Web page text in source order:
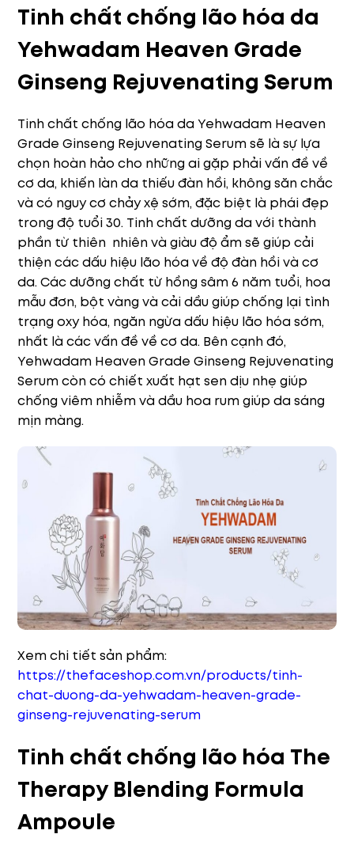
Tinh chất chống lão hóa da
Yehwadam Heaven Grade
Ginseng Rejuvenating Serum
Tinh chất chống lão hóa da Yehwadam Heaven
Grade Ginseng Rejuvenating Serum sẽ là sự lựa
chọn hoàn hảo cho những ai gặp phải vấn đề về
cơ da, khiến làn da thiếu đàn hồi, không săn chắc
và có nguy cơ chảy xệ sớm, đặc biệt là phái đẹp
trong độ tuổi 30. Tinh chất dưỡng da với thành
phần từ thiên nhiên và giàu độ ẩm sẽ giúp cải
thiện các dấu hiệu lão hóa về độ đàn hồi và cơ
da. Các dưỡng chất từ hồng sâm 6 năm tuổi, hoa
mẫu đơn, bột vàng và cải dầu giúp chống lại tình
trạng oxy hóa, ngăn ngừa dấu hiệu lão hóa sớm,
nhất là các vấn đề về cơ da. Bên cạnh đó,
Yehwadam Heaven Grade Ginseng Rejuvenating
Serumcòn có chiết xuất hạt sen dịu nhẹ giúp
chống viêm nhiễm và dầu hoa rum giúp da sáng
mịn màng.
Xem chi tiết sản phẩm:
https://thefaceshop.com.vn/products/tinh-
chat-duong-da-yehwadam-heaven-grade-
ginseng-rejuvenating-serum
Tinh chất chống lão hóa The
Therapy Blending Formula
Ampoule